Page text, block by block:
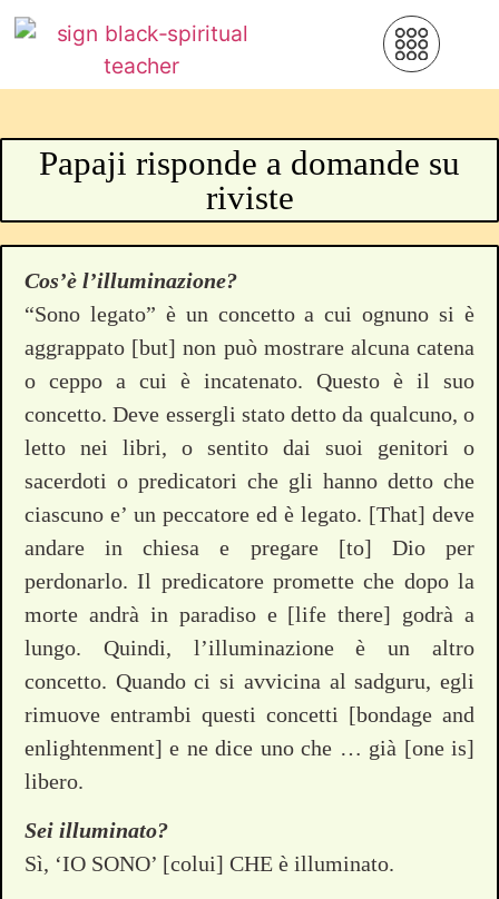
Papaji risponde a domande su
riviste
Cos’è l’illuminazione?
“Sono legato” è un concetto a cui ognuno si è
aggrappato [but] non può mostrare alcuna catena
o ceppo a cui è incatenato. Questo è il suo
concetto. Deve essergli stato detto da qualcuno, o
letto nei libri, o sentito dai suoi genitori o
sacerdoti o predicatori che gli hanno detto che
ciascuno e’ un peccatore ed è legato. [That] deve
andare in chiesa e pregare [to] Dio per
perdonarlo. Il predicatore promette che dopo la
morte andrà in paradiso e [life there] godrà a
lungo. Quindi, l’illuminazione è un altro
concetto. Quando ci si avvicina al sadguru, egli
rimuove entrambi questi concetti [bondage and
enlightenment] e ne dice uno che … già [one is]
libero.
Sei illuminato?
Sì, ‘IO SONO’ [colui] CHE è illuminato.